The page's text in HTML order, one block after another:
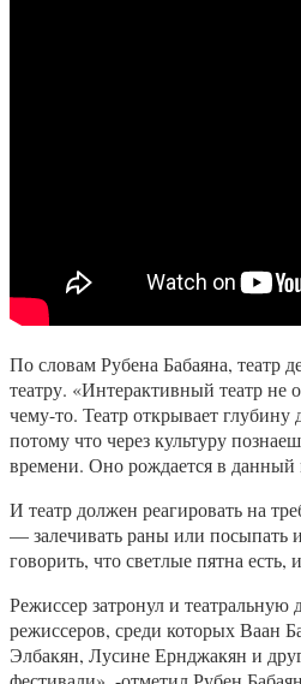
По словам Рубена Бабаяна, театр
театру. «Интерактивный театр не
чему-то. Театр открывает
потому что через культуру
времени. Оно рождается в
И театр должен реагировать на
— залечивать раны или посыпать
говорить, что светлые пятна
Режиссер затронул и
режиссеров, среди которых Ваан
Элбакян, Лусине Ернджакян и